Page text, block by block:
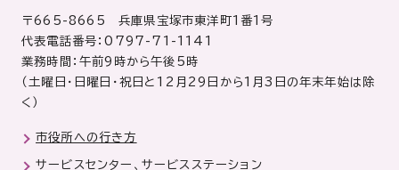
〒665-8665 兵庫県宝塚市東洋町1番1号
代表電話番号：0797-71-1141
業務時間：午前9時から午後5時
（土曜日・日曜日・祝日と12月29日から1月3日の年末年始は除
く）
市役所への行き方
サービスセンター、サービスステーション